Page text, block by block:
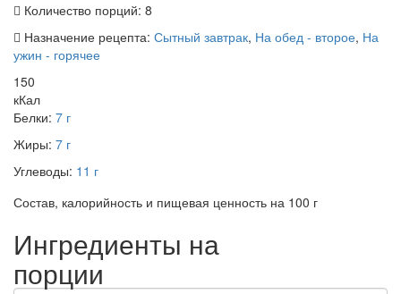
Количество порций: 8
Назначение рецепта: Сытный завтрак, На обед - второе, На
ужин - горячее
150
кКал
Белки: 7 г
Жиры: 7 г
Углеводы: 11 г
Состав, калорийность и пищевая ценность на 100 г
Ингредиенты на
порции